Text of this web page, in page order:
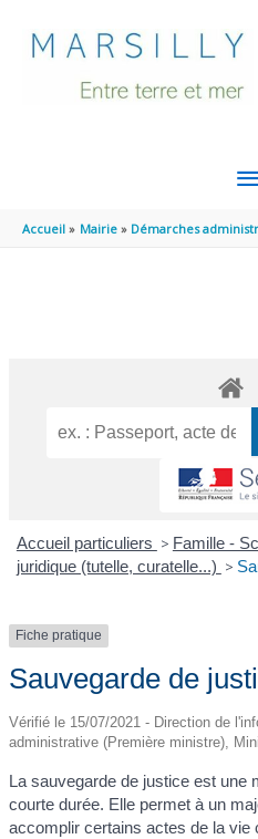
Accueil Mairie Démarches
Accueil particuliers > Famille -
juridique (tutelle, curatelle...) >
Fiche pratique
Sauvegarde de
Vérifié le 15/07/2021 - Direction de
administrative (Première ministre),
La sauvegarde de justice est une
courte durée. Elle permet à un
accomplir certains actes de la vie